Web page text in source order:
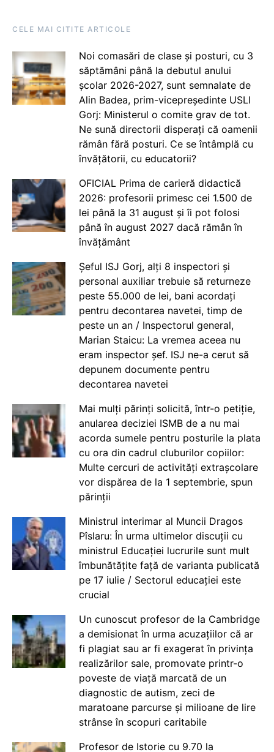
CELE MAI CITITE ARTICOLE
Noi comasări de clase și posturi, cu 3
săptămâni până la debutul anului
școlar 2026-2027, sunt semnalate de
Alin Badea, prim-vicepreședinte USLI
Gorj: Ministerul o comite grav de tot.
Ne sună directorii disperați că oamenii
rămân fără posturi. Ce se întâmplă cu
învățătorii, cu educatorii?
OFICIAL Prima de carieră didactică
2026: profesorii primesc cei 1.500 de
lei până la 31 august și îi pot folosi
până în august 2027 dacă rămân în
învățământ
Șeful ISJ Gorj, alți 8 inspectori și
personal auxiliar trebuie să returneze
peste 55.000 de lei, bani acordați
pentru decontarea navetei, timp de
peste un an / Inspectorul general,
Marian Staicu: La vremea aceea nu
eram inspector șef. ISJ ne-a cerut să
depunem documente pentru
decontarea navetei
Mai mulți părinți solicită, într-o petiție,
anularea deciziei ISMB de a nu mai
acorda sumele pentru posturile la plata
cu ora din cadrul cluburilor copiilor:
Multe cercuri de activități extrașcolare
vor dispărea de la 1 septembrie, spun
părinții
Ministrul interimar al Muncii Dragos
Pîslaru: În urma ultimelor discuții cu
ministrul Educației lucrurile sunt mult
îmbunătățite față de varianta publicată
pe 17 iulie / Sectorul educației este
crucial
Un cunoscut profesor de la Cambridge
a demisionat în urma acuzațiilor că ar
fi plagiat sau ar fi exagerat în privința
realizărilor sale, promovate printr-o
poveste de viață marcată de un
diagnostic de autism, zeci de
maratoane parcurse și milioane de lire
strânse în scopuri caritabile
Profesor de Istorie cu 9.70 la